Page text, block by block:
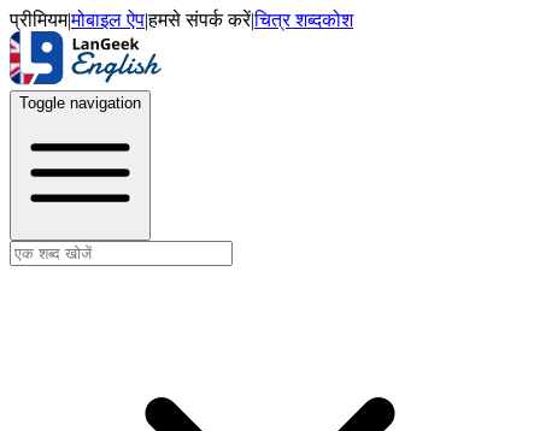
प्रीमियम|मोबाइल ऐप|हमसे संपर्क करें|चित्र शब्दकोश
Toggle navigation